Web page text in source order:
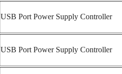
USB Port Power Supply Controller
USB Port Power Supply Controller